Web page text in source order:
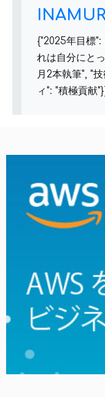
{"2025年目標":
れは自分にと
月2本執筆", "
ィ": "積極貢献